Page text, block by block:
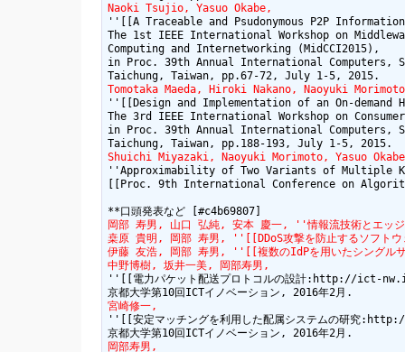
Naoki Tsujio, Yasuo Okabe,
''[[A Traceable and Psudonymous P2P
The 1st IEEE International Workshop on
Computing and Internetworking (MidCCI2015),
in Proc. 39th Annual International Computers,
Tomotaka Maeda, Hiroki Nakano, Naoyuki
''[[Design and Implementation of an On-
The 3rd IEEE International Workshop on
in Proc. 39th Annual International Computers,
Shuichi Miyazaki, Naoyuki Morimoto, Yasuo
''Approximability of Two Variants of Multiple
[[Proc. 9th International Conference on
岡部 寿男, 山口 弘純, 安本 慶一, ''情報流技術とエ
桒原 貴明, 岡部 寿男, ''[[DDoS攻撃を防止するソフ
伊藤 友浩, 岡部 寿男, ''[[複数のIdPを用いたシング
中野博樹, 坂井一美, 岡部寿男,
''[[電力パケット配送プロトコルの設計:http://
宮崎修一,
''[[安定マッチングを利用した配属システムの
岡部寿男,